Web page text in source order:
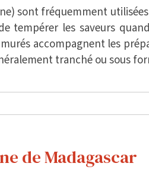
sont fréquemment
tempérer les saveurs
accompagnent les
tranché ou sous
de Madagascar